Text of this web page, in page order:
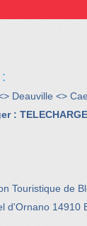
:
Deauville <>
:
Touristique de
d'Ornano 14910